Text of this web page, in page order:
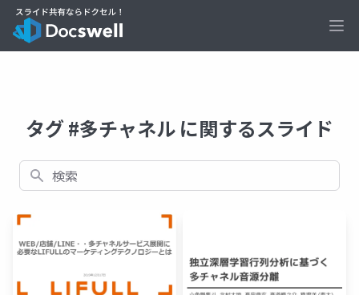
タグ #多チャネル に関するスライド
検索